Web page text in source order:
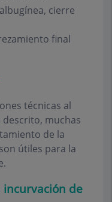
cierre
final
técnicas al
muchas
de la
útiles para la
de